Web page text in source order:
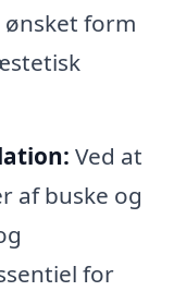
form
Ved at
af buske og
for